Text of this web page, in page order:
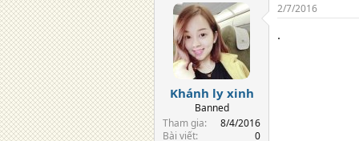
Khánh ly xinh
Banned
Tham gia
8/4/2016
Bài viết
0
2/7/2016
.